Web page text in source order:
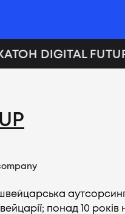
DIGITAL
понад 10 років